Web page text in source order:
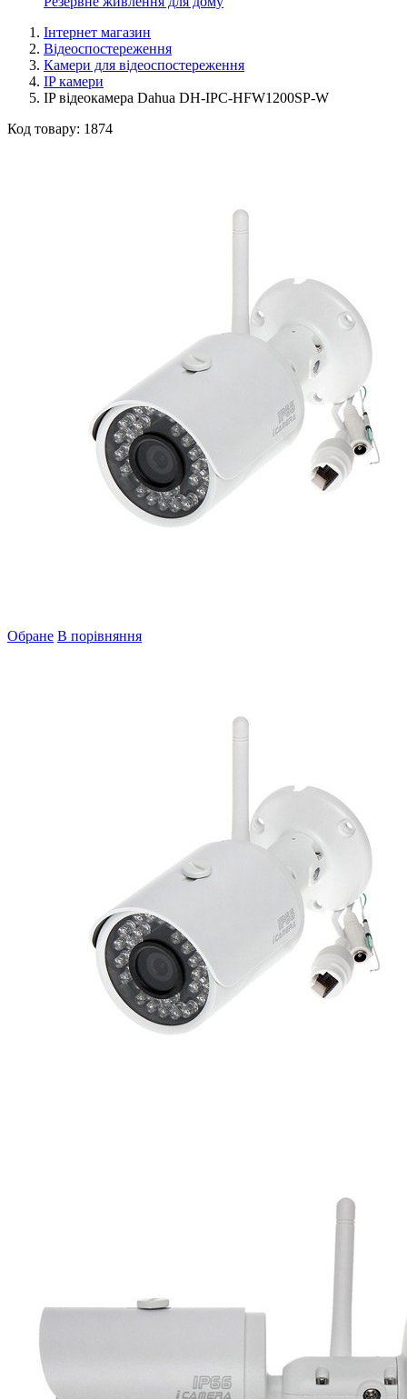
Інтернет магазин
Відеоспостереження
Камери для відеоспостереження
IP камери
IP відеокамера Dahua DH-IPC-HFW1200SP-W
Код товару: 1874
Обране В порівняння